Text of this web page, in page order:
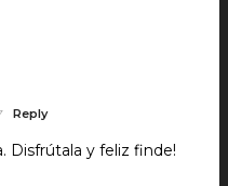
Reply
Disfrútala y feliz finde!